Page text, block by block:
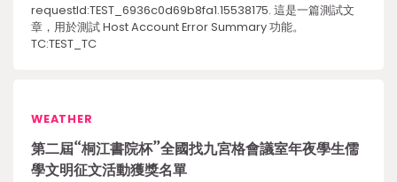
requestId:TEST_6936c0d69b8fa1.15538175. 這是一篇測試文
章，用於測試 Host Account Error Summary 功能。
TC:TEST_TC
WEATHER
第二屆“桐江書院杯”全國找九宮格會議室年夜學生儒
學文明征文活動獲獎名單